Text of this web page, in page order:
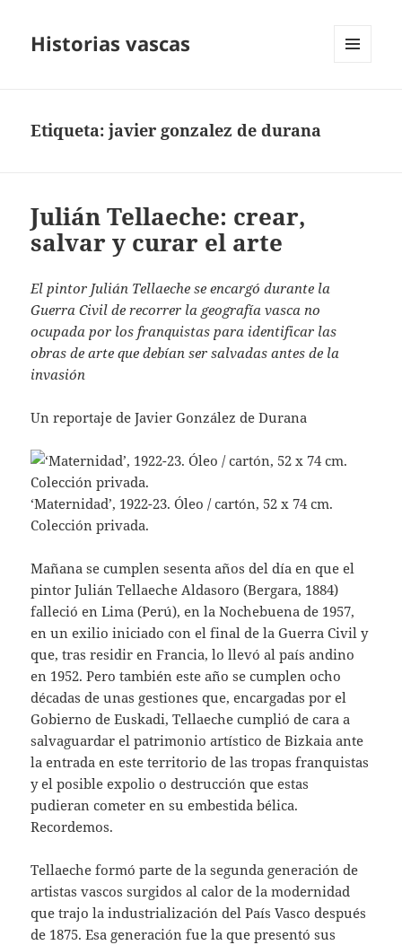
Historias vascas
Etiqueta:javier gonzalez de durana
Julián Tellaeche: crear,
salvar y curar el arte
El pintor Julián Tellaeche se encargó durante la
Guerra Civil de recorrer la geografía vasca no
ocupada por los franquistas para identificar las
obras de arte que debían ser salvadas antes de la
invasión
Un reportaje de Javier González de Durana
‘Maternidad’, 1922-23. Óleo / cartón, 52 x 74 cm.
Colección privada.
Mañana se cumplen sesenta años del día en que el
pintor Julián Tellaeche Aldasoro (Bergara, 1884)
falleció en Lima (Perú), en la Nochebuena de 1957,
en un exilio iniciado con el final de la Guerra Civil y
que, tras residir en Francia, lo llevó al país andino
en 1952. Pero también este año se cumplen ocho
décadas de unas gestiones que, encargadas por el
Gobierno de Euskadi, Tellaeche cumplió de cara a
salvaguardar el patrimonio artístico de Bizkaia ante
la entrada en este territorio de las tropas franquistas
y el posible expolio o destrucción que estas
pudieran cometer en su embestida bélica.
Recordemos.
Tellaeche formó parte de la segunda generación de
artistas vascos surgidos al calor de la modernidad
que trajo la industrialización del País Vasco después
de 1875. Esa generación fue la que presentó sus